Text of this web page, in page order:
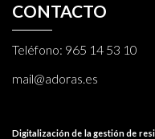
CONTACTO
Teléfono: 965 14 53 10
mail@adoras.es
Digitalización de la gestión de